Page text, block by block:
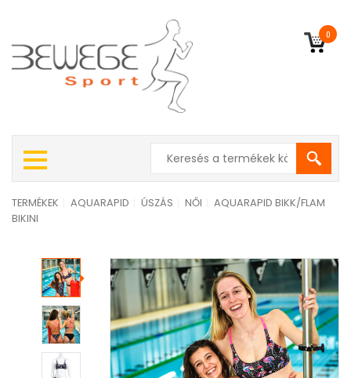
0
TERMÉKEK AQUARAPID ÚSZÁS NŐI
AQUARAPID BIKK/FLAM
BIKINI